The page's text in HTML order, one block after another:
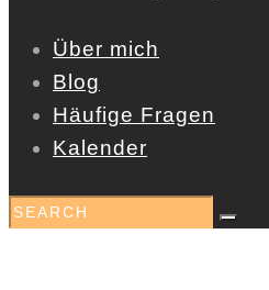
Über mich
Blog
Häufige Fragen
Kalender